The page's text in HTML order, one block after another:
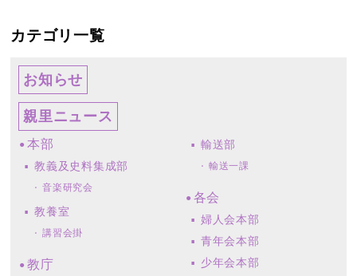
カテゴリ一覧
お知らせ
親里ニュース
本部
教義及史料集成部
音楽研究会
教養室
講習会掛
教庁
輸送部
輸送一課
各会
婦人会本部
青年会本部
少年会本部